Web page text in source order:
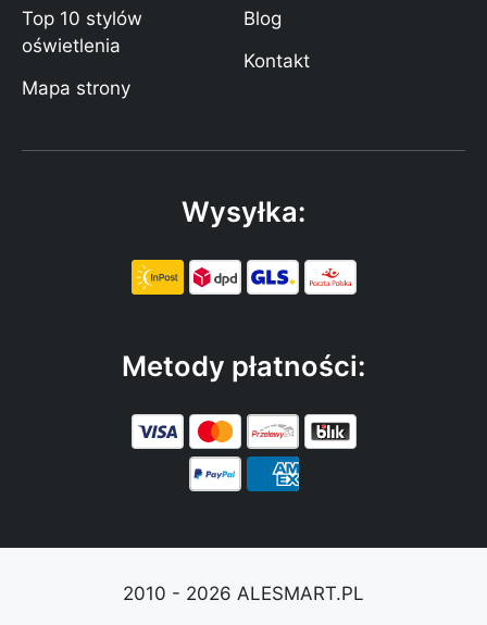
Top 10 stylów
oświetlenia
Mapa strony
Blog
Kontakt
Wysyłka:
Metody płatności:
2010 - 2026 ALESMART.PL